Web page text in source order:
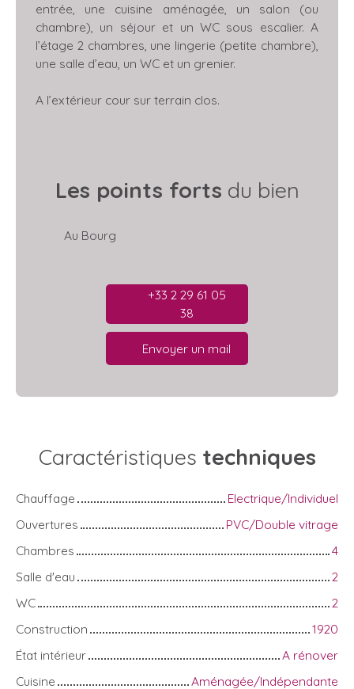
entrée, une cuisine aménagée, un salon (ou
chambre), un séjour et un WC sous escalier. A
l’étage 2 chambres, une lingerie (petite chambre),
une salle d’eau, un WC et un grenier.
A l’extérieur cour sur terrain clos.
Les points forts du bien
Au Bourg
+33 2 29 61 05
38
Envoyer un mail
Caractéristiques techniques
Chauffage
Electrique/Individuel
Ouvertures
PVC/Double vitrage
Chambres
4
Salle d'eau
2
WC
2
Construction
1920
État intérieur
A rénover
Cuisine
Aménagée/Indépendante